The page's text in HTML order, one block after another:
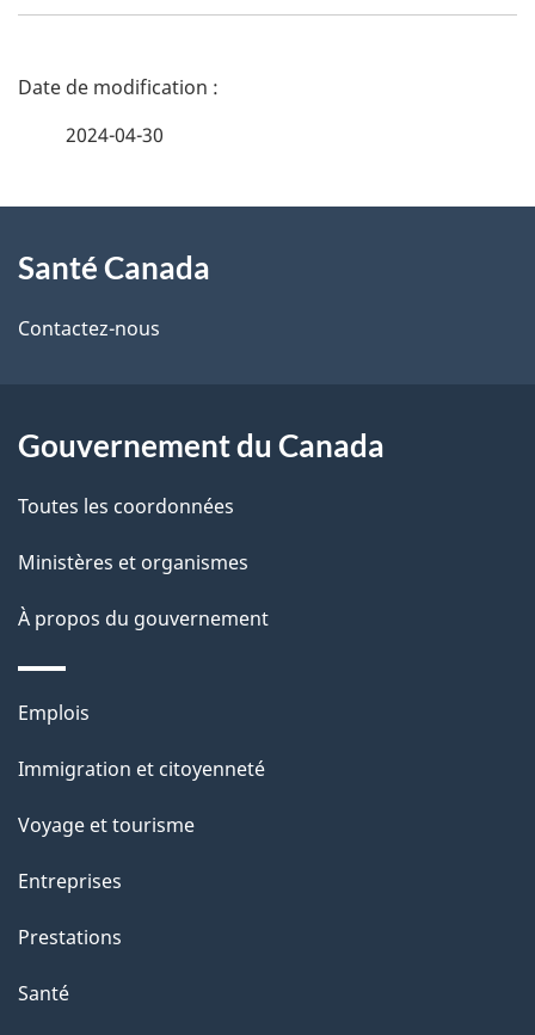
D
i
l
d
e
p
a
2024-04-30
propos
de
site
Santé Canada
Contactez-nous
Gouvernement du Canada
Toutes les coordonnées
Ministères et organismes
À propos du gouvernement
Thèmes
sujets
Emplois
Immigration et citoyenneté
Voyage et tourisme
Entreprises
Prestations
Santé